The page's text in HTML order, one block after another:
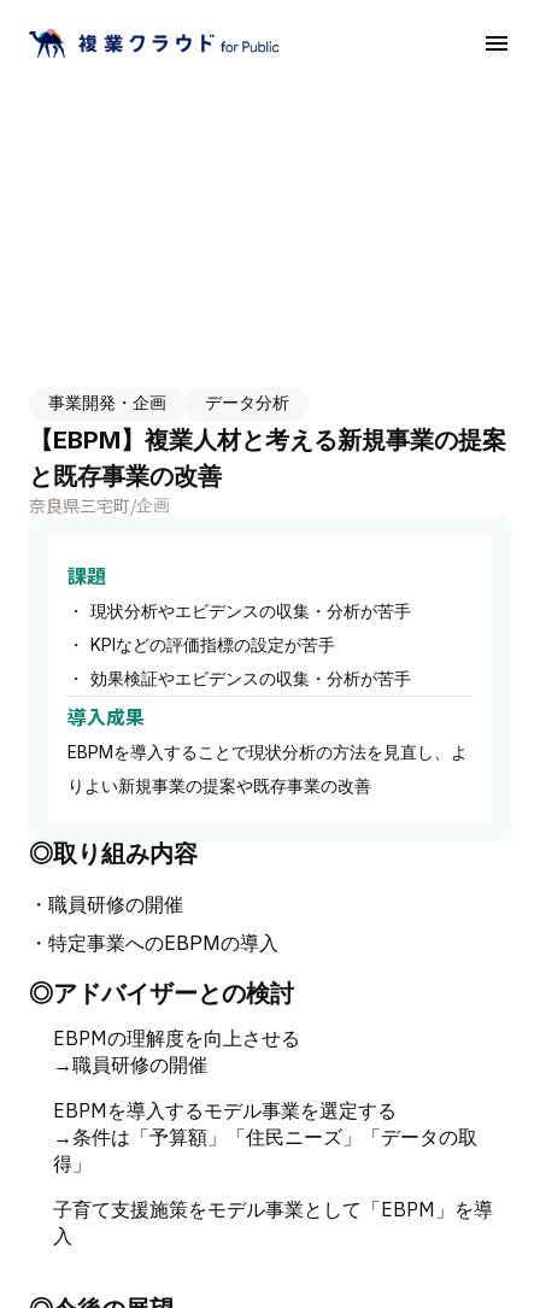
事業開発・企画 データ分析
【EBPM】複業人材と考える新規事業の提案
と既存事業の改善
奈良県三宅町/企画
課題
・ 現状分析やエビデンスの収集・分析が苦手
・ KPIなどの評価指標の設定が苦手
・ 効果検証やエビデンスの収集・分析が苦手
導入成果
EBPMを導入することで現状分析の方法を見直し、よ
りよい新規事業の提案や既存事業の改善
◎取り組み内容
・職員研修の開催
・特定事業へのEBPMの導入
◎アドバイザーとの検討
EBPMの理解度を向上させる
→職員研修の開催
EBPMを導入するモデル事業を選定する
→条件は「予算額」「住民ニーズ」「データの取
得」
子育て支援施策をモデル事業として「EBPM」を導
入
menu